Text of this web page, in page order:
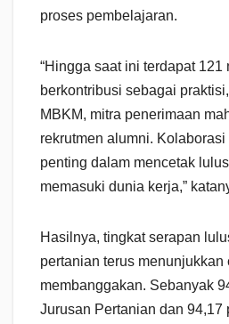
proses pembelajaran.
“Hingga saat ini terdapat 121
berkontribusi sebagai
MBKM, mitra penerimaan
rekrutmen alumni.
penting dalam mencetak
memasuki dunia kerja,”
Hasilnya, tingkat serapan
pertanian terus menunjukkan
membanggakan. Sebanyak
Jurusan Pertanian dan 94,17